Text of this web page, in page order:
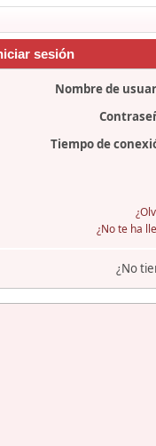
sesión
Nombre de
Tiempo de
¿No te ha
¿No